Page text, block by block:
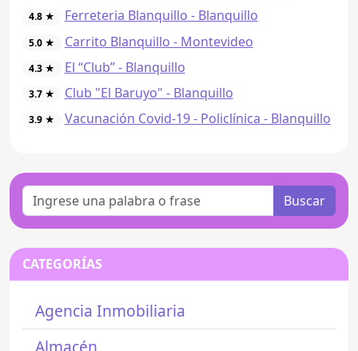
4.8 ★ Ferreteria Blanquillo - Blanquillo
5.0 ★ Carrito Blanquillo - Montevideo
4.3 ★ El “Club” - Blanquillo
3.7 ★ Club "El Baruyo" - Blanquillo
3.9 ★ Vacunación Covid-19 - Policlínica - Blanquillo
Buscar
CATEGORÍAS
Agencia Inmobiliaria